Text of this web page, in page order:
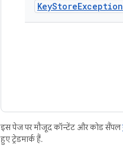
KeyStoreException
इस पेज पर मौजूद कॉन्टेंट और कोड सैंपल
हुए ट्रेडमार्क हैं.